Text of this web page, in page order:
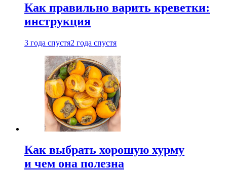
Как правильно варить креветки:
инструкция
3 года спустя2 года спустя
Как выбрать хорошую хурму
и чем она полезна